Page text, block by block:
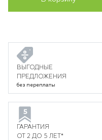
ВЫГОДНЫЕ
ПРЕДЛОЖЕНИЯ
без переплаты
ГАРАНТИЯ
ОТ 2 ДО 5 ЛЕТ*